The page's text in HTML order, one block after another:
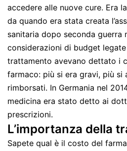
accedere alle nuove cure. Era
da quando era stata creata
sanitaria dopo seconda guerra
considerazioni di budget
trattamento avevano dettato i
farmaco: più si era gravi, più si
rimborsati. In Germania nel
medicina era stato detto ai
prescrizioni.
L’importanza della
Sapete qual è il costo del